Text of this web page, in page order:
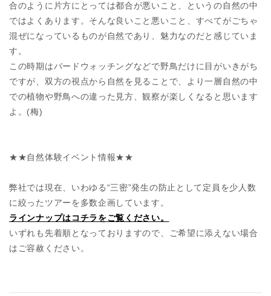
合のように片方にとっては都合が悪いこと、というの自然の中
ではよくあります。そんな良いこと悪いこと、すべてがごちゃ
混ぜになっているものが自然であり、魅力なのだと感じていま
す。
この時期はバードウォッチングなどで野鳥だけに目がいきがち
ですが、双方の視点から自然を見ることで、より一層自然の中
での植物や野鳥への違った見方、観察が楽しくなると思います
よ。(梅)
★★自然体験イベント情報★★
弊社では現在、いわゆる“三密”発生の防止として定員を少人数
に絞ったツアーを多数企画しています。
ラインナップはコチラをご覧ください。
いずれも先着順となっておりますので、ご希望に添えない場合
はご容赦ください。